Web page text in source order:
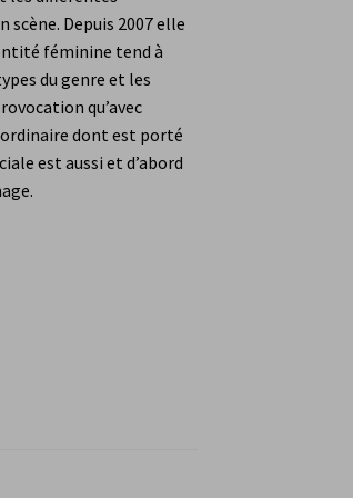
de la commande
Depuis 2007 elle
féminine tend à
du genre et les
qu’avec
dont est porté
est aussi et d’abord